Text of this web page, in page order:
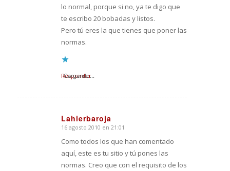
lo normal, porque si no, ya te digo que
te escribo 20 bobadas y listos.
Pero tú eres la que tienes que poner las
normas.
Cargando...
Responder
Lahierbaroja
Dice:
16 agosto 2010 en 21:01
Como todos los que han comentado
aquí, este es tu sitio y tú pones las
normas. Creo que con el requisito de los